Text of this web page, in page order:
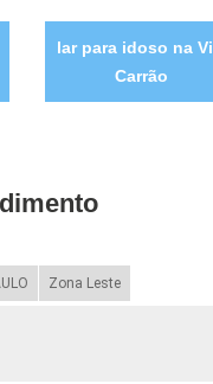
lar para idoso na
Carrão
Zona Leste